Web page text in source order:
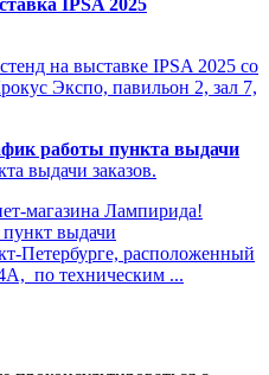
IPSA 2025
на выставке IPSA 2025 со
Экспо, павильон 2, зал 7,
работы пункта выдачи
магазина Лампирида!
выдачи
расположенный
по техническим ...